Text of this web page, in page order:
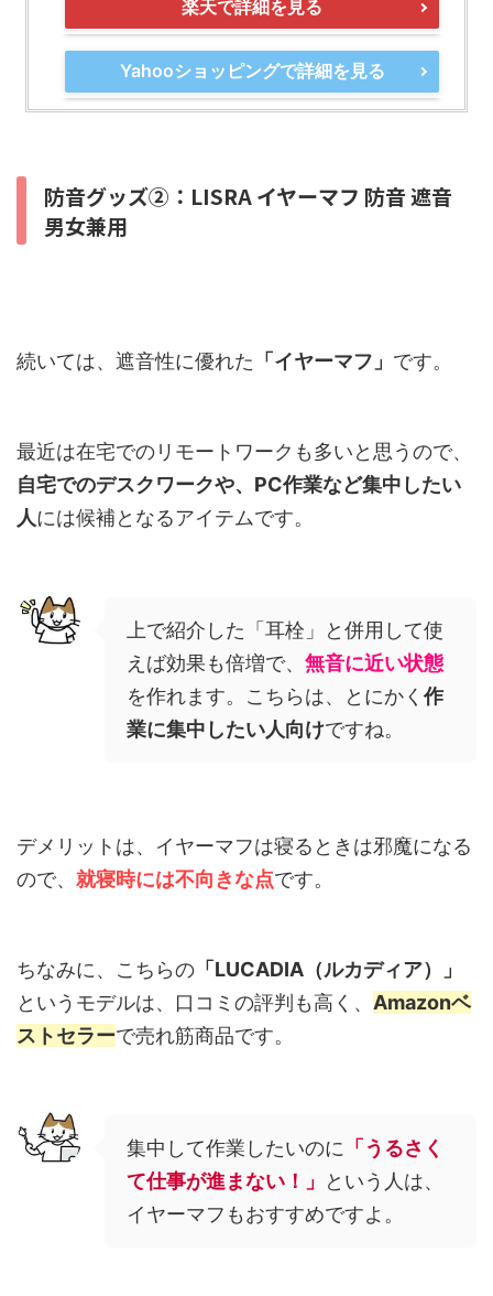
楽天で詳細を見る
Yahooショッピングで詳細を見る
防音グッズ②：LISRA イヤーマフ 防音 遮音
男女兼用
続いては、遮音性に優れた 「イヤーマフ」 です。
最近は在宅でのリモートワークも多いと思うので、
自宅でのデスクワークや、PC作業など集中したい
人には候補となるアイテムです。
上で紹介した「耳栓」と併用して使
えば効果も倍増で、 無音に近い状態
を作れます。こちらは、とにかく 作
業に集中したい人向けですね。
デメリットは、イヤーマフは寝るときは邪魔になる
ので、 就寝時には不向きな点です。
ちなみに、こちらの 「LUCADIA（ルカディア）」
というモデルは、口コミの評判も高く、 Amazonベ
ストセラーで売れ筋商品です。
集中して作業したいのに 「うるさく
て仕事が進まない！」
という人は、
イヤーマフもおすすめですよ。